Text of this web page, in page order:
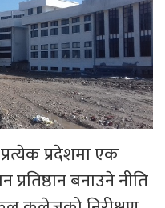
प्रदेशमा एक
बनाउने नीति